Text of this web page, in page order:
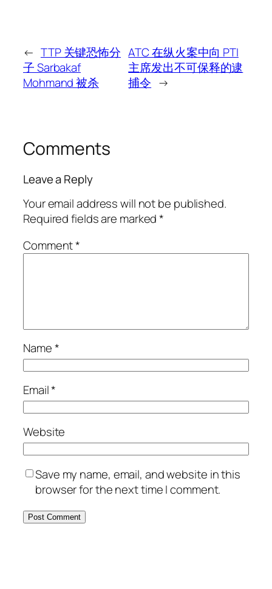
← TTP 关键恐怖分
子 Sarbakaf
Mohmand 被杀
ATC 在纵火案中向 PTI
主席发出不可保释的逮
捕令 →
Comments
Leave a Reply
Your email address will not be published.
Required fields are marked*
Comment*
Name*
Email*
Website
Save my name, email, and website in this
browser for the next time I comment.